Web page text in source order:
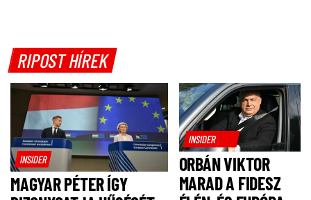
RIPOST HÍREK
INSIDER
MAGYAR PÉTER ÍGY
INSIDER
ORBÁN VIKTOR
MARAD A FIDESZ